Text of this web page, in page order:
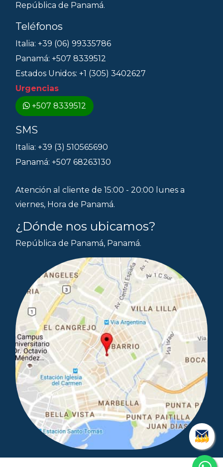
República de Panamá.
Teléfonos
Italia: +39 (06) 99335786
Panamá: +507 8339512
Estados Unidos: +1 (305) 3402627
Urgencias
+507 8339512
SMS
Italia: +39 (3) 510565690
Panamá: +507 68263130
Atención al cliente de 15:00 - 20:00 lunes a
viernes, Hora de Panamá.
¿Dónde nos ubicamos?
República de Panamá, Panamá.